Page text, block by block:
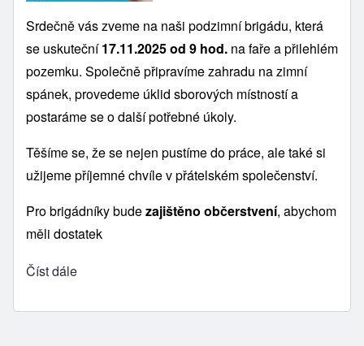
Srdečně vás zveme na naši podzimní brigádu, která
se uskuteční17.11.2025 od 9 hod. na faře a přilehlém
pozemku. Společně připravíme zahradu na zimní
spánek, provedeme úklid sborových místností a
postaráme se o další potřebné úkoly.
Těšíme se, že se nejen pustíme do práce, ale také si
užijeme příjemné chvíle v přátelském společenství.
Pro brigádníky budezajištěno občerstvení, abychom
měli dostatek
Číst dále